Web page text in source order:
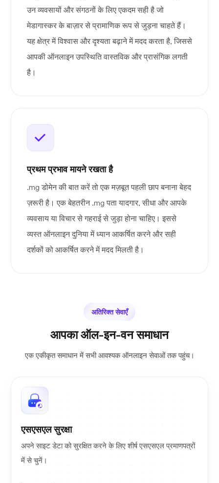
उन व्यवसायों और संगठनों के लिए एकदम सही है जो
मेडागास्कर के बाज़ार से प्रामाणिक रूप से जुड़ना चाहते हैं।
यह क्षेत्र में विश्वास और दृश्यता बढ़ाने में मदद करता है, जिससे
आपकी ऑनलाइन उपस्थिति वास्तविक और प्रासंगिक लगती
है।
प्रथम प्रभाव मायने रखता है
.mg डोमेन की बात करें तो एक मज़बूत पहली छाप बनाना बेहद
ज़रूरी है। एक बेहतरीन .mg पता यादगार, सीधा और आपके
व्यवसाय या विचार से गहराई से जुड़ा होना चाहिए। इससे
व्यस्त ऑनलाइन दुनिया में ध्यान आकर्षित करने और सही
दर्शकों को आकर्षित करने में मदद मिलती है।
अतिरिक्त सेवाएँ
आपका ऑल-इन-वन समाधान
एक एकीकृत समाधान में सभी आवश्यक ऑनलाइन सेवाओं तक पहुंच।
एसएसएल सुरक्षा
अपने साइट डेटा को सुरक्षित करने के लिए शीर्ष एसएसएल प्रमाणपत्रों
में से चुनें।